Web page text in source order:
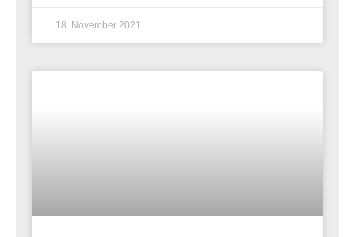
18. November 2021